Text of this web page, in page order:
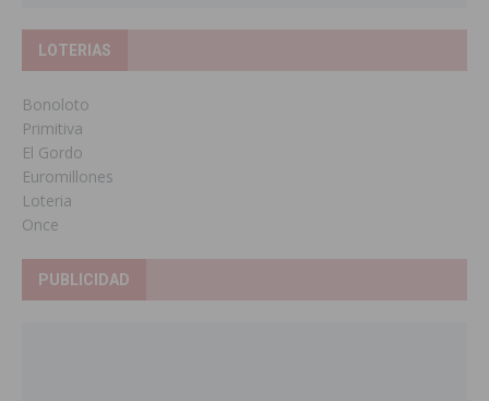
LOTERIAS
Bonoloto
Primitiva
El Gordo
Euromillones
Loteria
Once
PUBLICIDAD